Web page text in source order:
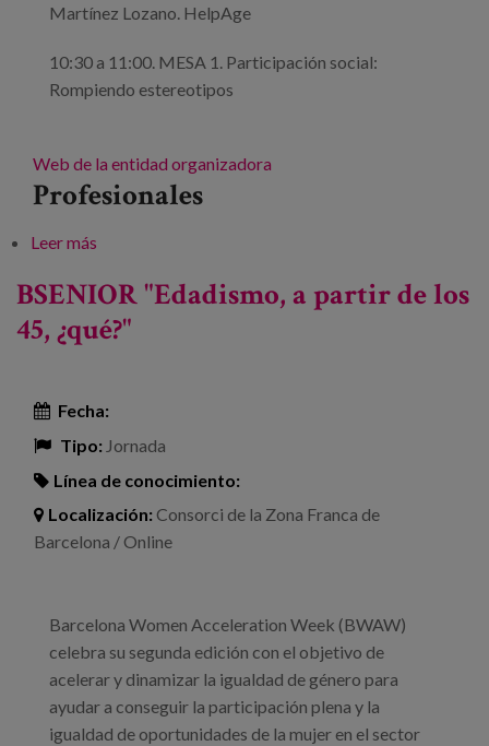
Martínez Lozano. HelpAge
10:30 a 11:00. MESA 1. Participación social:
Rompiendo estereotipos
Web de la entidad organizadora
Profesionales
Leer más
BSENIOR "Edadismo, a partir de los
45, ¿qué?"
Fecha:
Tipo: Jornada
Línea de conocimiento:
Localización:Consorci de la Zona Franca de
Barcelona / Online
Barcelona Women Acceleration Week (BWAW)
celebra su segunda edición con el objetivo de
acelerar y dinamizar la igualdad de género para
ayudar a conseguir la participación plena y la
igualdad de oportunidades de la mujer en el sector